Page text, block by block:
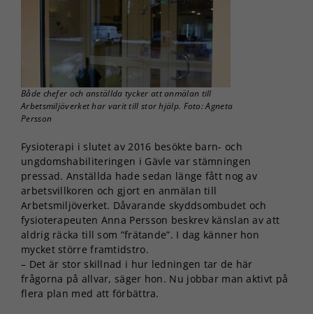
Både chefer och anställda tycker att anmälan till
Arbetsmiljöverket har varit till stor hjälp. Foto: Agneta
Persson
Fysioterapi i slutet av 2016 besökte barn- och
ungdomshabiliteringen i Gävle var stämningen
pressad. Anställda hade sedan länge fått nog av
arbetsvillkoren och gjort en anmälan till
Arbetsmiljöverket. Dåvarande skyddsombudet och
fysioterapeuten Anna Persson beskrev känslan av att
aldrig räcka till som ”frätande”. I dag känner hon
mycket större framtidstro.
– Det är stor skillnad i hur ledningen tar de här
frågorna på allvar, säger hon. Nu jobbar man aktivt på
flera plan med att förbättra.